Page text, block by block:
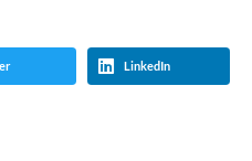
LinkedIn